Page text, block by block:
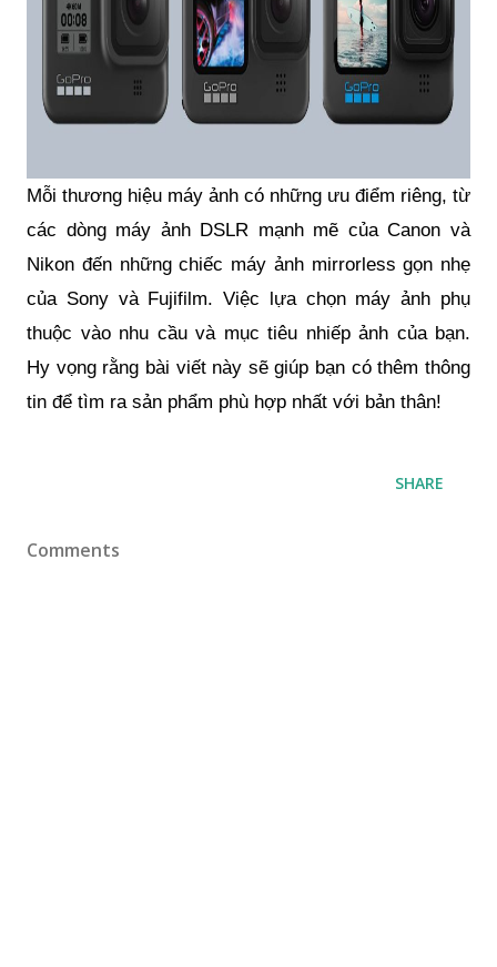
Mỗi thương hiệu máy ảnh có những ưu điểm riêng, từ
các dòng máy ảnh DSLR mạnh mẽ của Canon và
Nikon đến những chiếc máy ảnh mirrorless gọn nhẹ
của Sony và Fujifilm. Việc lựa chọn máy ảnh phụ
thuộc vào nhu cầu và mục tiêu nhiếp ảnh của bạn.
Hy vọng rằng bài viết này sẽ giúp bạn có thêm thông
tin để tìm ra sản phẩm phù hợp nhất với bản thân!
SHARE
Comments